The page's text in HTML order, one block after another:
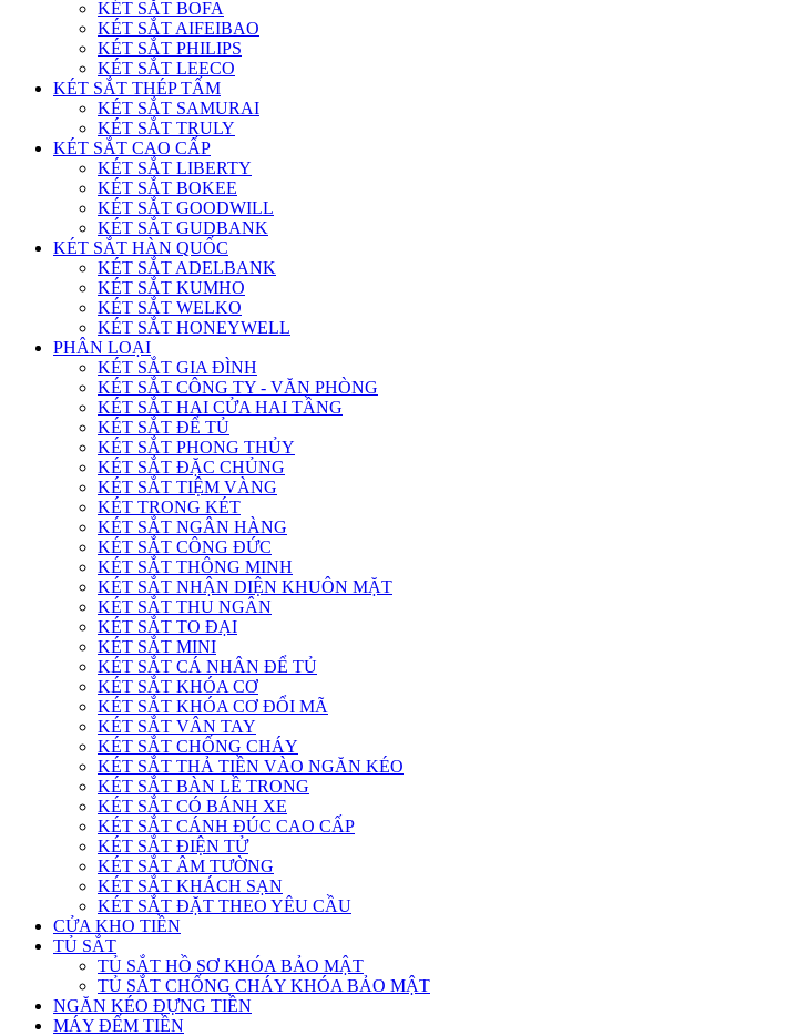
KÉT SẮT BOFA
KÉT SẮT AIFEIBAO
KÉT SẮT PHILIPS
KÉT SẮT LEECO
KÉT SẮT THÉP TẤM
KÉT SẮT SAMURAI
KÉT SẮT TRULY
KÉT SẮT CAO CẤP
KÉT SẮT LIBERTY
KÉT SẮT BOKEE
KÉT SẮT GOODWILL
KÉT SẮT GUDBANK
KÉT SẮT HÀN QUỐC
KÉT SẮT ADELBANK
KÉT SẮT KUMHO
KÉT SẮT WELKO
KÉT SẮT HONEYWELL
PHÂN LOẠI
KÉT SẮT GIA ĐÌNH
KÉT SẮT CÔNG TY - VĂN PHÒNG
KÉT SẮT HAI CỬA HAI TẦNG
KÉT SẮT ĐỂ TỦ
KÉT SẮT PHONG THỦY
KÉT SẮT ĐẶC CHỦNG
KÉT SẮT TIỆM VÀNG
KÉT TRONG KÉT
KÉT SẮT NGÂN HÀNG
KÉT SẮT CÔNG ĐỨC
KÉT SẮT THÔNG MINH
KÉT SẮT NHẬN DIỆN KHUÔN MẶT
KÉT SẮT THU NGÂN
KÉT SẮT TO ĐẠI
KÉT SẮT MINI
KÉT SẮT CÁ NHÂN ĐỂ TỦ
KÉT SẮT KHÓA CƠ
KÉT SẮT KHÓA CƠ ĐỔI MÃ
KÉT SẮT VÂN TAY
KÉT SẮT CHỐNG CHÁY
KÉT SẮT THẢ TIỀN VÀO NGĂN KÉO
KÉT SẮT BÀN LỀ TRONG
KÉT SẮT CÓ BÁNH XE
KÉT SẮT CÁNH ĐÚC CAO CẤP
KÉT SẮT ĐIỆN TỬ
KÉT SẮT ÂM TƯỜNG
KÉT SẮT KHÁCH SẠN
KÉT SẮT ĐẶT THEO YÊU CẦU
CỬA KHO TIỀN
TỦ SẮT
TỦ SẮT HỒ SƠ KHÓA BẢO MẬT
TỦ SẮT CHỐNG CHÁY KHÓA BẢO MẬT
NGĂN KÉO ĐỰNG TIỀN
MÁY ĐẾM TIỀN